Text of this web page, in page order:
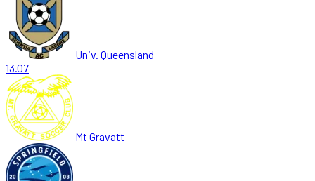
Univ. Queensland
13.07
Mt Gravatt